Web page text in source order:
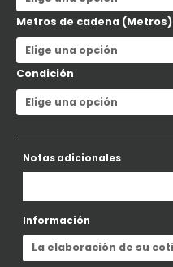
Metros de cadena (Metros)
Condición
Notas adicionales
Información